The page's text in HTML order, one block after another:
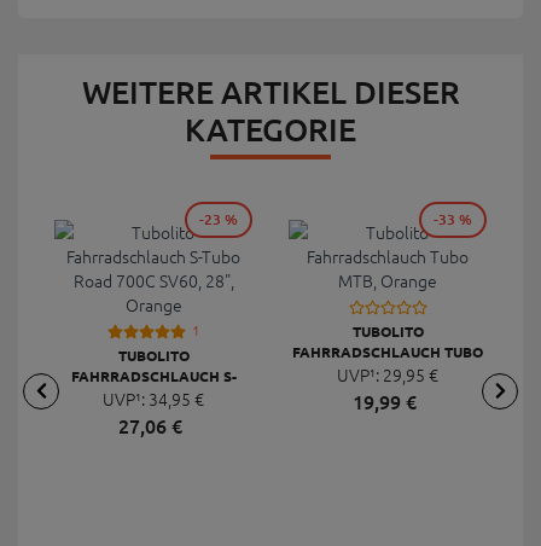
WEITERE ARTIKEL DIESER
KATEGORIE
1
TUBOLITO
FAHRRADSCHLAUCH S-
TUBO ROAD 700C SV60, 28",
ORANGE
UVP¹: 34,95 €
27,06€
-23 %
TUBOLITO
FAHRRADSCHLAUCH TUBO
MTB, ORANGE
UVP¹: 29,95 €
19,99€
-33 %